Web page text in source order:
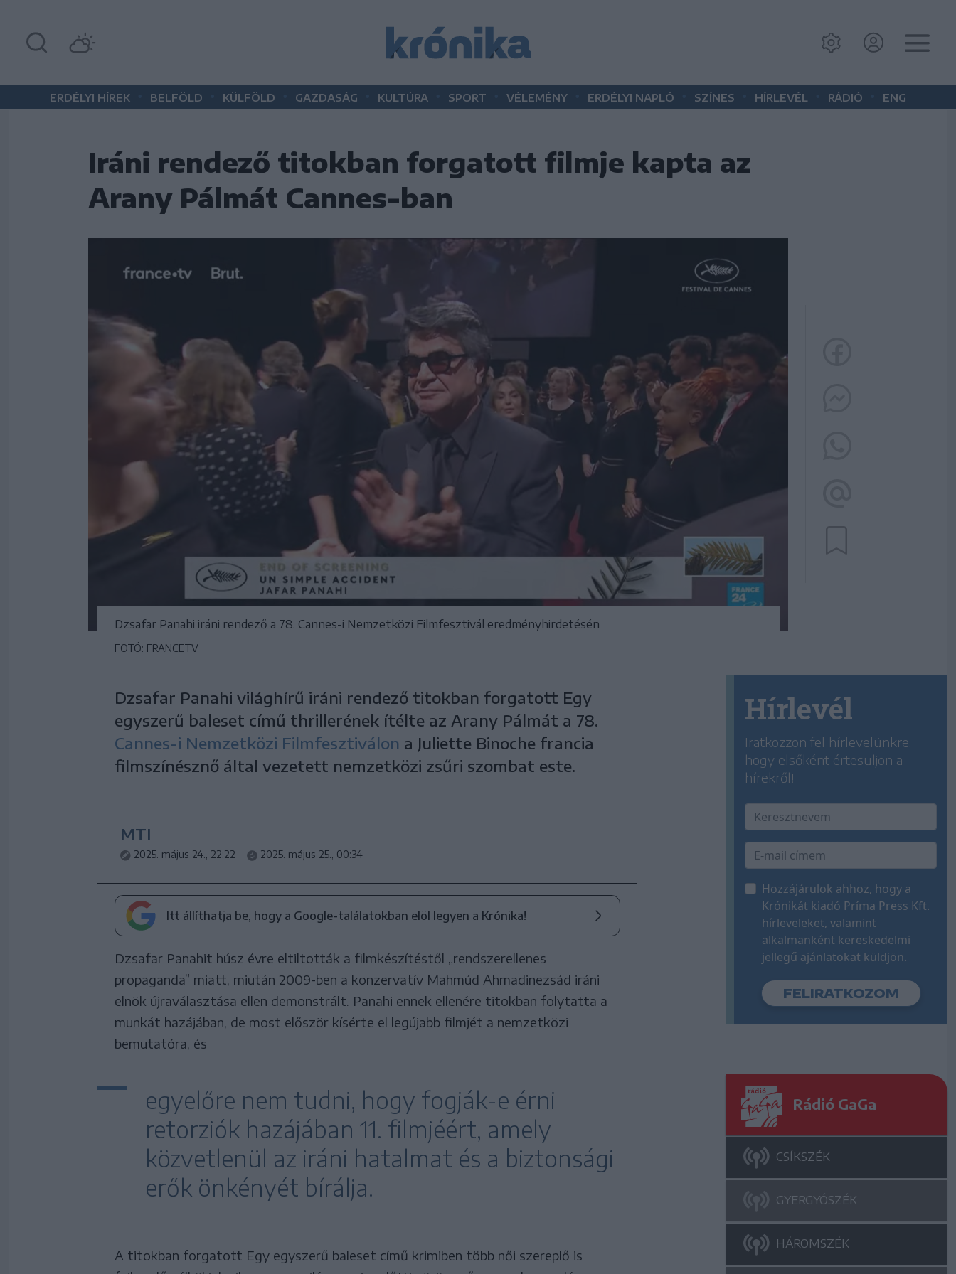
ERDÉLYI HÍREK BELFÖLD KÜLFÖLD GAZDASÁG KULTÚRA SPORT VÉLEMÉNY ERDÉLYI NAPLÓ SZÍNES HÍRLEVÉL RÁDIÓ ENG
Iráni rendező titokban forgatott filmje kapta az
Arany Pálmát Cannes-ban
Dzsafar Panahi iráni rendező a 78. Cannes-i Nemzetközi Filmfesztivál eredményhirdetésén
FOTÓ: FRANCETV
Dzsafar Panahi világhírű iráni rendező titokban forgatott Egy
egyszerű baleset című thrillerének ítélte az Arany Pálmát a 78.
Cannes-i Nemzetközi Filmfesztiválon a Juliette Binoche francia
filmszínésznő által vezetett nemzetközi zsűri szombat este.
MTI
2025. május 24., 22:22 2025. május 25., 00:34
Itt állíthatja be, hogy a Google-találatokban elöl legyen a Krónika!
Dzsafar Panahit húsz évre eltiltották a filmkészítéstől „rendszerellenes
propaganda” miatt, miután 2009-ben a konzervatív Mahmúd Ahmadinezsád iráni
elnök újraválasztása ellen demonstrált. Panahi ennek ellenére titokban folytatta a
munkát hazájában, de most először kísérte el legújabb filmjét a nemzetközi
bemutatóra, és
egyelőre nem tudni, hogy fogják-e érni
retorziók hazájában 11. filmjéért, amely
közvetlenül az iráni hatalmat és a biztonsági
erők önkényét bírálja.
A titokban forgatott Egy egyszerű baleset című krimiben több női szereplő is
Hírlevél
Iratkozzon fel hírlevelünkre,
hogy elsőként értesüljön a
hírekről!
Hozzájárulok ahhoz, hogy a
Krónikát kiadó Príma Press Kft.
hírleveleket, valamint
alkalmanként kereskedelmi
jellegű ajánlatokat küldjön.
Rádió GaGa
CSÍKSZÉK
GYERGYÓSZÉK
HÁROMSZÉK